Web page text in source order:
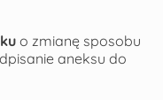
o zmianę sposobu
aneksu do